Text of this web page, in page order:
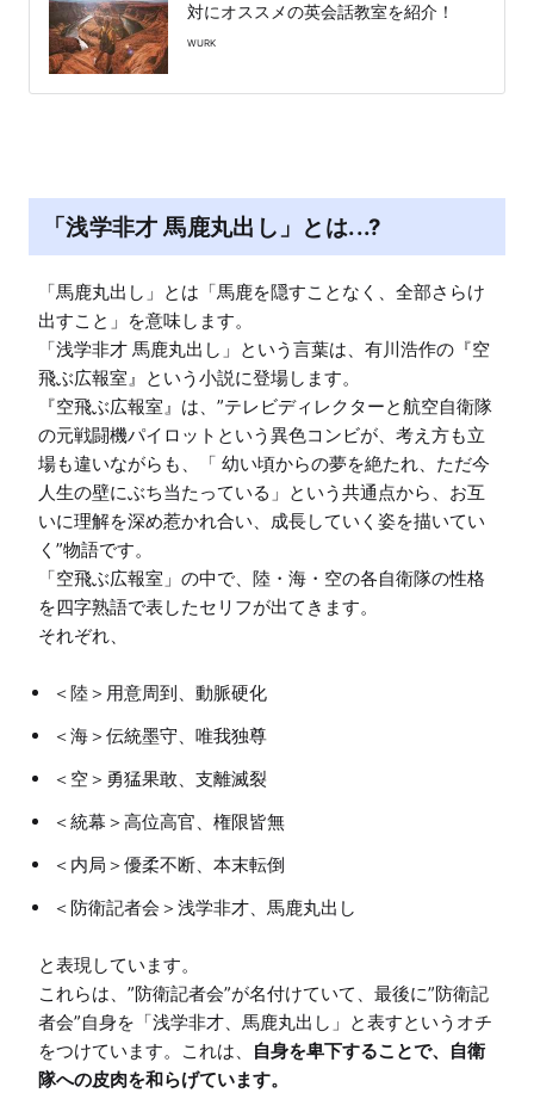
対にオススメの英会話教室を紹介！
WURK
「浅学非才 馬鹿丸出し」とは...?
「馬鹿丸出し」とは「馬鹿を隠すことなく、全部さらけ
出すこと」を意味します。
「浅学非才 馬鹿丸出し」という言葉は、有川浩作の『空
飛ぶ広報室』という小説に登場します。
『空飛ぶ広報室』は、”テレビディレクターと航空自衛隊
の元戦闘機パイロットという異色コンビが、考え方も立
場も違いながらも、「 幼い頃からの夢を絶たれ、ただ今
人生の壁にぶち当たっている」という共通点から、お互
いに理解を深め惹かれ合い、成長していく姿を描いてい
く”物語です。
「空飛ぶ広報室」の中で、陸・海・空の各自衛隊の性格
を四字熟語で表したセリフが出てきます。
＜陸＞用意周到、動脈硬化
＜海＞伝統墨守、唯我独尊
＜空＞勇猛果敢、支離滅裂
＜統幕＞高位高官、権限皆無
＜内局＞優柔不断、本末転倒
＜防衛記者会＞浅学非才、馬鹿丸出し
と表現しています。
これらは、”防衛記者会”が名付けていて、最後に”防衛記
者会”自身を「浅学非才、馬鹿丸出し」と表すというオチ
をつけています。これは、
自身を卑下することで、自衛
隊への皮肉を和らげています。